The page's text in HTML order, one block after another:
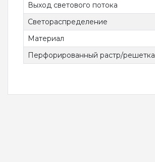
Выход светового потока
Светораспределение
Материал
Перфорированный растр/решетка